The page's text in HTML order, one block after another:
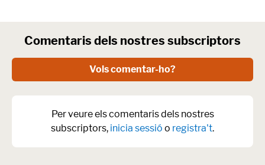
Comentaris dels nostres subscriptors
Vols comentar-ho?
Per veure els comentaris dels nostres
subscriptors, inicia sessió o registra't.